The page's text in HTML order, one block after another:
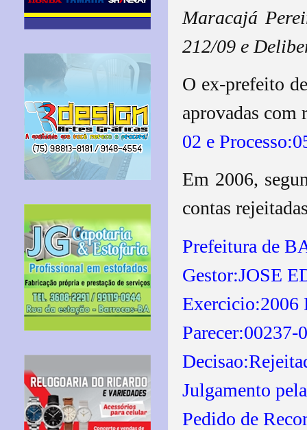
Maracajá
212/09 e
O ex-prefeito
aprovadas com
02 e
Em 2006,
contas
Prefeitura de
Gestor:JOSE
Exercicio:2006
Julgamento
Pedido de